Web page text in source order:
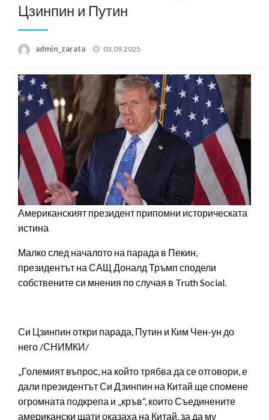
Цзинпин и Путин
admin_zarata
Posted
03.09.2025
Американският президент припомни историческата
истина
Малко след началото на парада в Пекин,
президентът на САЩ Доналд Тръмп сподели
собствените си мнения по случая в Truth Social.
Си Цзинпин откри парада, Путин и Ким Чен-ун до
него /СНИМКИ/
„Големият въпрос, на който трябва да се отговори, е
дали президентът Си Дзинпин на Китай ще спомене
огромната подкрепа и „кръв“, които Съединените
американски щати оказаха на Китай, за да му